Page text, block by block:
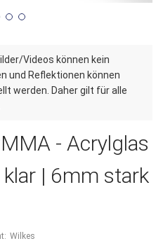
Videos können kein
und Reflektionen können
werden. Daher gilt für alle
- Acrylglas
| 6mm stark
Wilkes